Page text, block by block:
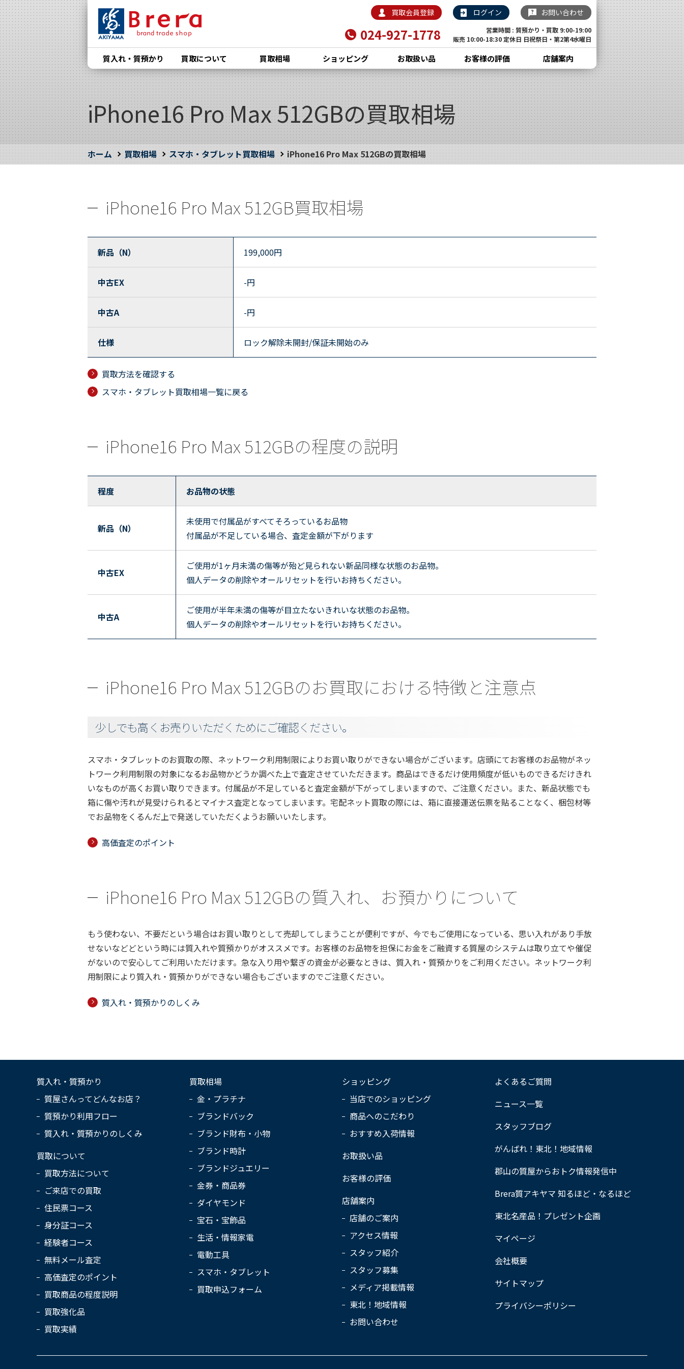
買取会員登録 ログイン お問い合わせ
024-927-1778
営業時間 : 質預かり・買取 9:00-19:00
販売 10:00-18:30 定休日 日祝祭日・第2第4水曜日
質入れ・質預かり 買取について 買取相場 ショッピング お取扱い品 お客様の評価 店舗案内
iPhone16 Pro Max 512GBの買取相場
ホーム 買取相場 スマホ・タブレット買取相場 iPhone16 Pro Max 512GBの買取相場
iPhone16 Pro Max 512GB買取相場
新品（N） 199,000円
中古EX -円
中古A -円
仕様 ロック解除未開封/保証未開始のみ
買取方法を確認する
スマホ・タブレット買取相場一覧に戻る
iPhone16 Pro Max 512GBの程度の説明
程度 お品物の状態
新品（N）
未使用で付属品がすべてそろっているお品物
付属品が不足している場合、査定金額が下がります
中古EX
ご使用が1ヶ月未満の傷等が殆ど見られない新品同様な状態のお品物。
個人データの削除やオールリセットを行いお持ちください。
中古A
ご使用が半年未満の傷等が目立たないきれいな状態のお品物。
個人データの削除やオールリセットを行いお持ちください。
iPhone16 Pro Max 512GBのお買取における特徴と注意点
少しでも高くお売りいただくためにご確認ください。
スマホ・タブレットのお買取の際、ネットワーク利用制限によりお買い取りができない場合がございます。店頭にてお客様のお品物がネッ
トワーク利用制限の対象になるお品物かどうか調べた上で査定させていただきます。商品はできるだけ使用頻度が低いものできるだけきれ
いなものが高くお買い取りできます。付属品が不足していると査定金額が下がってしまいますので、ご注意ください。また、新品状態でも
箱に傷や汚れが見受けられるとマイナス査定となってしまいます。宅配ネット買取の際には、箱に直接運送伝票を貼ることなく、梱包材等
でお品物をくるんだ上で発送していただくようお願いいたします。
高価査定のポイント
iPhone16 Pro Max 512GBの質入れ、お預かりについて
もう使わない、不要だという場合はお買い取りとして売却してしまうことが便利ですが、今でもご使用になっている、思い入れがあり手放
せないなどどという時には質入れや質預かりがオススメです。お客様のお品物を担保にお金をご融資する質屋のシステムは取り立てや催促
がないので安心してご利用いただけます。急な入り用や繋ぎの資金が必要なときは、質入れ・質預かりをご利用ください。ネットワーク利
用制限により質入れ・質預かりができない場合もございますのでご注意ください。
質入れ・質預かりのしくみ
質入れ・質預かり
質屋さんってどんなお店？
質預かり利用フロー
質入れ・質預かりのしくみ
買取について
買取方法について
ご来店での買取
住民票コース
身分証コース
経験者コース
無料メール査定
高価査定のポイント
買取商品の程度説明
買取強化品
買取実績
買取相場
金・プラチナ
ブランドバック
ブランド財布・小物
ブランド時計
ブランドジュエリー
金券・商品券
ダイヤモンド
宝石・宝飾品
生活・情報家電
電動工具
スマホ・タブレット
買取申込フォーム
ショッピング
当店でのショッピング
商品へのこだわり
おすすめ入荷情報
お取扱い品
お客様の評価
店舗案内
店舗のご案内
アクセス情報
スタッフ紹介
スタッフ募集
メディア掲載情報
東北！地域情報
お問い合わせ
よくあるご質問
ニュース一覧
スタッフブログ
がんばれ！東北！地域情報
郡山の質屋からおトク情報発信中
Brera質アキヤマ 知るほど・なるほど
東北名産品！プレゼント企画
マイページ
会社概要
サイトマップ
プライバシーポリシー